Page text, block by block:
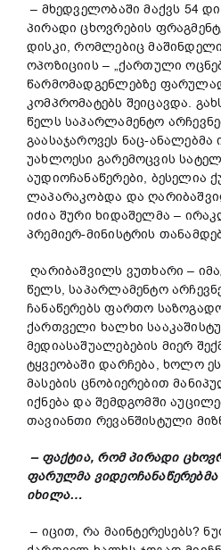
– მხედველობაში მაქვს 54
პირადი ცხოვრების
დისკი, რომლებიც
ოპოზიციის – „ქართული
წარმომადგენლებზე
კომპრომატებს შეიცავდა.
წელს საპარლამენტო
გაასაჯაროვეს ნაც-ანალებმა
უახლოესი გარემოცვის
აუდიოჩანაწერები, ბესელია
ლაპარაკობდა და
იძია შური ხიდაშელმა –
პრემიერ-მინისტრის
ღარიბაშვილს ვუთხარი –
წელს, საპარლამენტო
ჩანაწერებს ფართო
ქართველი ხალხი
მედიასაშუალებების მიერ
ტყვეობაში დარჩება, ხოლო
მასების ცნობიერებით
იქნება და შემდგომში
თავიანთი რევანშისტული
– ფაქტია, რომ პირადი
ფარულმა
იხილა…
– იცით, რა მაინტერესებს?